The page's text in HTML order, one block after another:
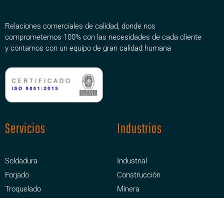
Relaciones comerciales de calidad, donde nos
comprometemos 100% con las necesidades de cada cliente
y contamos con un equipo de gran calidad humana
Servicios
Soldadura
Forjado
Troquelado
Industrias
Industrial
Construcción
Minera